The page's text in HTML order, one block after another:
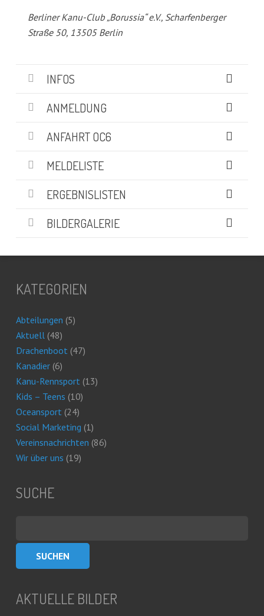
Berliner Kanu-Club „Borussia“ e.V., Scharfenberger
Straße 50, 13505 Berlin
INFOS
ANMELDUNG
ANFAHRT OC6
MELDELISTE
ERGEBNISLISTEN
BILDERGALERIE
KATEGORIEN
Abteilungen (5)
Aktuell(48)
Drachenboot(47)
Kanadier(6)
Kanu-Rennsport(13)
Kids – Teens (10)
Oceansport(24)
Social Marketing (1)
Vereinsnachrichten (86)
Wir über uns (19)
SUCHE
AKTUELLE BILDER